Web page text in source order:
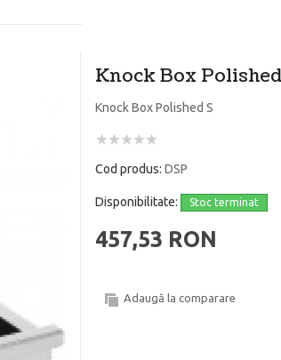
Knock Box
Knock Box Polished S
Cod produs: DSP
Disponibilitate: Stoc terminat
457,53 RON
Adaugă la comparare